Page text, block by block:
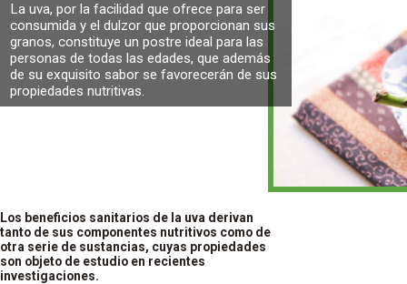
La uva, por la facilidad que ofrece para ser
consumida y el dulzor que proporcionan sus
granos, constituye un postre ideal para las
personas de todas las edades, que además
de su exquisito sabor se favorecerán de sus
propiedades nutritivas.
Los beneficios sanitarios de la uva derivan
tanto de sus componentes nutritivos como de
otra serie de sustancias, cuyas propiedades
son objeto de estudio en recientes
investigaciones.